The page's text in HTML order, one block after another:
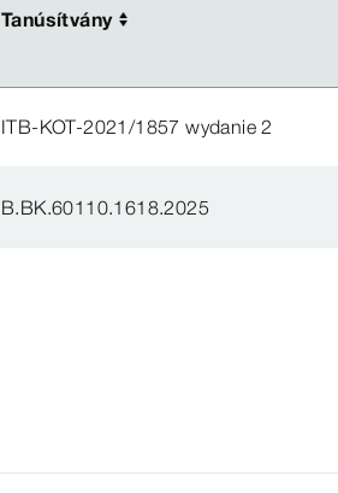
Tanúsítvány
Tanúsítvány
ITB-KOT-2021/1857 wydanie 2
B.BK.60110.1618.2025